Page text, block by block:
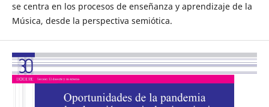
se centra en los procesos de enseñanza y aprendizaje de la
Música, desde la perspectiva semiótica.